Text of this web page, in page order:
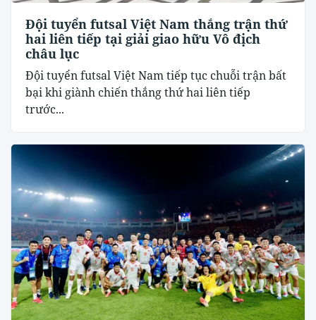
Đội tuyển futsal Việt Nam thắng trận thứ
hai liên tiếp tại giải giao hữu Vô địch
châu lục
Đội tuyển futsal Việt Nam tiếp tục chuỗi trận bất
bại khi giành chiến thắng thứ hai liên tiếp
trước...